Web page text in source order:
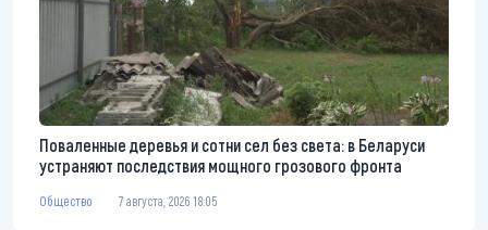
Поваленные деревья и сотни сел без света: в Беларуси
устраняют последствия мощного грозового фронта
Общество 7 августа, 2026 18:05